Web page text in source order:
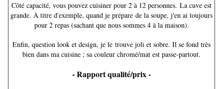
Côté capacité, vous pouvez cuisiner pour 2 à 12 personnes. La cuve est
grande. À titre d'exemple, quand je prépare de la soupe, j'en ai toujours
pour 2 repas (sachant que nous sommes 4 à la maison).
Enfin, question look et design, je le trouve joli et sobre. Il se fond très
bien dans ma cuisine ; sa couleur chromé/mat est passe-partout.
- Rapport qualité/prix -